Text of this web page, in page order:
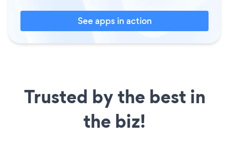
See apps in action
Trusted by the best in
the biz!